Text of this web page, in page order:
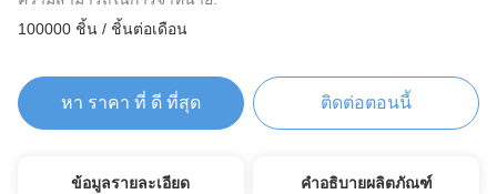
100000 ชิ้น / ชิ้นต่อเดือน
หา ราคา ที่ ดี ที่สุด ติดต่อตอนนี้
ข้อมูลรายละเอียด คำอธิบายผลิตภัณฑ์